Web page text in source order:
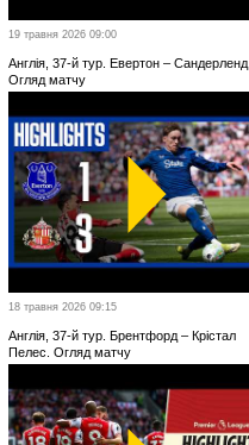
19 травня 2026 09:00
Англія, 37-й тур. Евертон – Сандерленд.
Огляд матчу
18 травня 2026 09:15
Англія, 37-й тур. Брентфорд – Крістал
Пелес. Огляд матчу